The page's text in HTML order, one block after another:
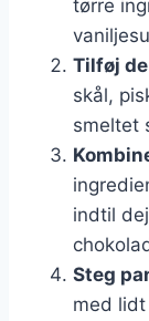
tørre
Tilføj
skål,
smeltet
indtil
Steg
med